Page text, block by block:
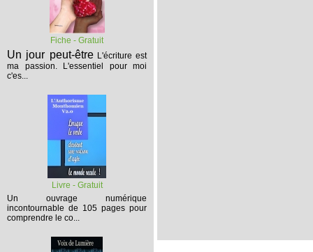
Fiche - Gratuit
Un jour peut-être L'écriture est
ma passion. L'essentiel pour moi
c'es...
Livre - Gratuit
Un ouvrage numérique
incontournable de 105 pages pour
comprendre le co...